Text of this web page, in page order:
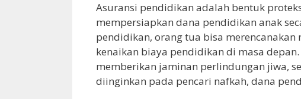
Asuransi pendidikan adalah bentuk
mempersiapkan dana pendidikan anak
pendidikan, orang tua bisa
kenaikan biaya pendidikan di masa
memberikan jaminan perlindungan jiwa,
diinginkan pada pencari nafkah, dana